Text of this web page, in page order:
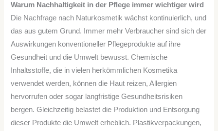
Warum Nachhaltigkeit in der Pflege immer wichtiger wird
Die Nachfrage nach Naturkosmetik wächst kontinuierlich, und
das aus gutem Grund. Immer mehr Verbraucher sind sich der
Auswirkungen konventioneller Pflegeprodukte auf ihre
Gesundheit und die Umwelt bewusst. Chemische
Inhaltsstoffe, die in vielen herkömmlichen Kosmetika
verwendet werden, können die Haut reizen, Allergien
hervorrufen oder sogar langfristige Gesundheitsrisiken
bergen. Gleichzeitig belastet die Produktion und Entsorgung
dieser Produkte die Umwelt erheblich. Plastikverpackungen,